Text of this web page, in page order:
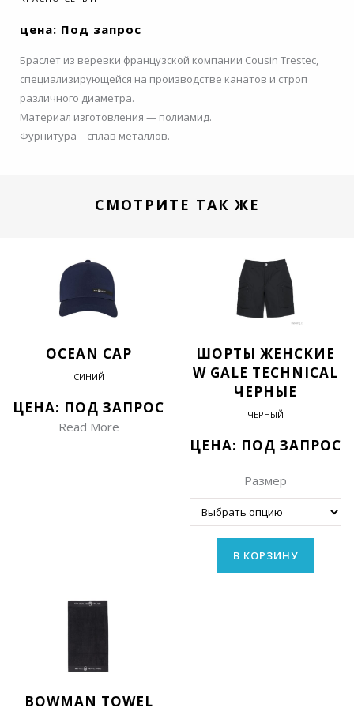
цена: Под запрос
Браслет из веревки французской компании Cousin Trestec,
специализирующейся на производстве канатов и строп
различного диаметра.
Материал изготовления — полиамид.
Фурнитура – сплав металлов.
СМОТРИТЕ ТАК ЖЕ
OCEAN CAP
СИНИЙ
ЦЕНА: ПОД ЗАПРОС
Read More
ШОРТЫ ЖЕНСКИЕ
W GALE TECHNICAL
ЧЕРНЫЕ
ЧЕРНЫЙ
ЦЕНА: ПОД ЗАПРОС
Размер
В КОРЗИНУ
BOWMAN TOWEL